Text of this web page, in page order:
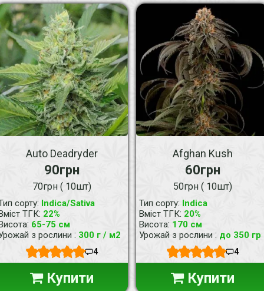
Auto Deadryder
90грн
70грн ( 10шт)
сорту: Indica/Sativa
ТГК: 22%
: 65-75 см
з рослини : 300 г / м2
4
Купити
Afghan Kush
60грн
50грн ( 10шт)
Тип сорту: Indica
Вміст ТГК: 20%
Висота: 170 см
Урожай з рослини : до 350 гр
4
Купити